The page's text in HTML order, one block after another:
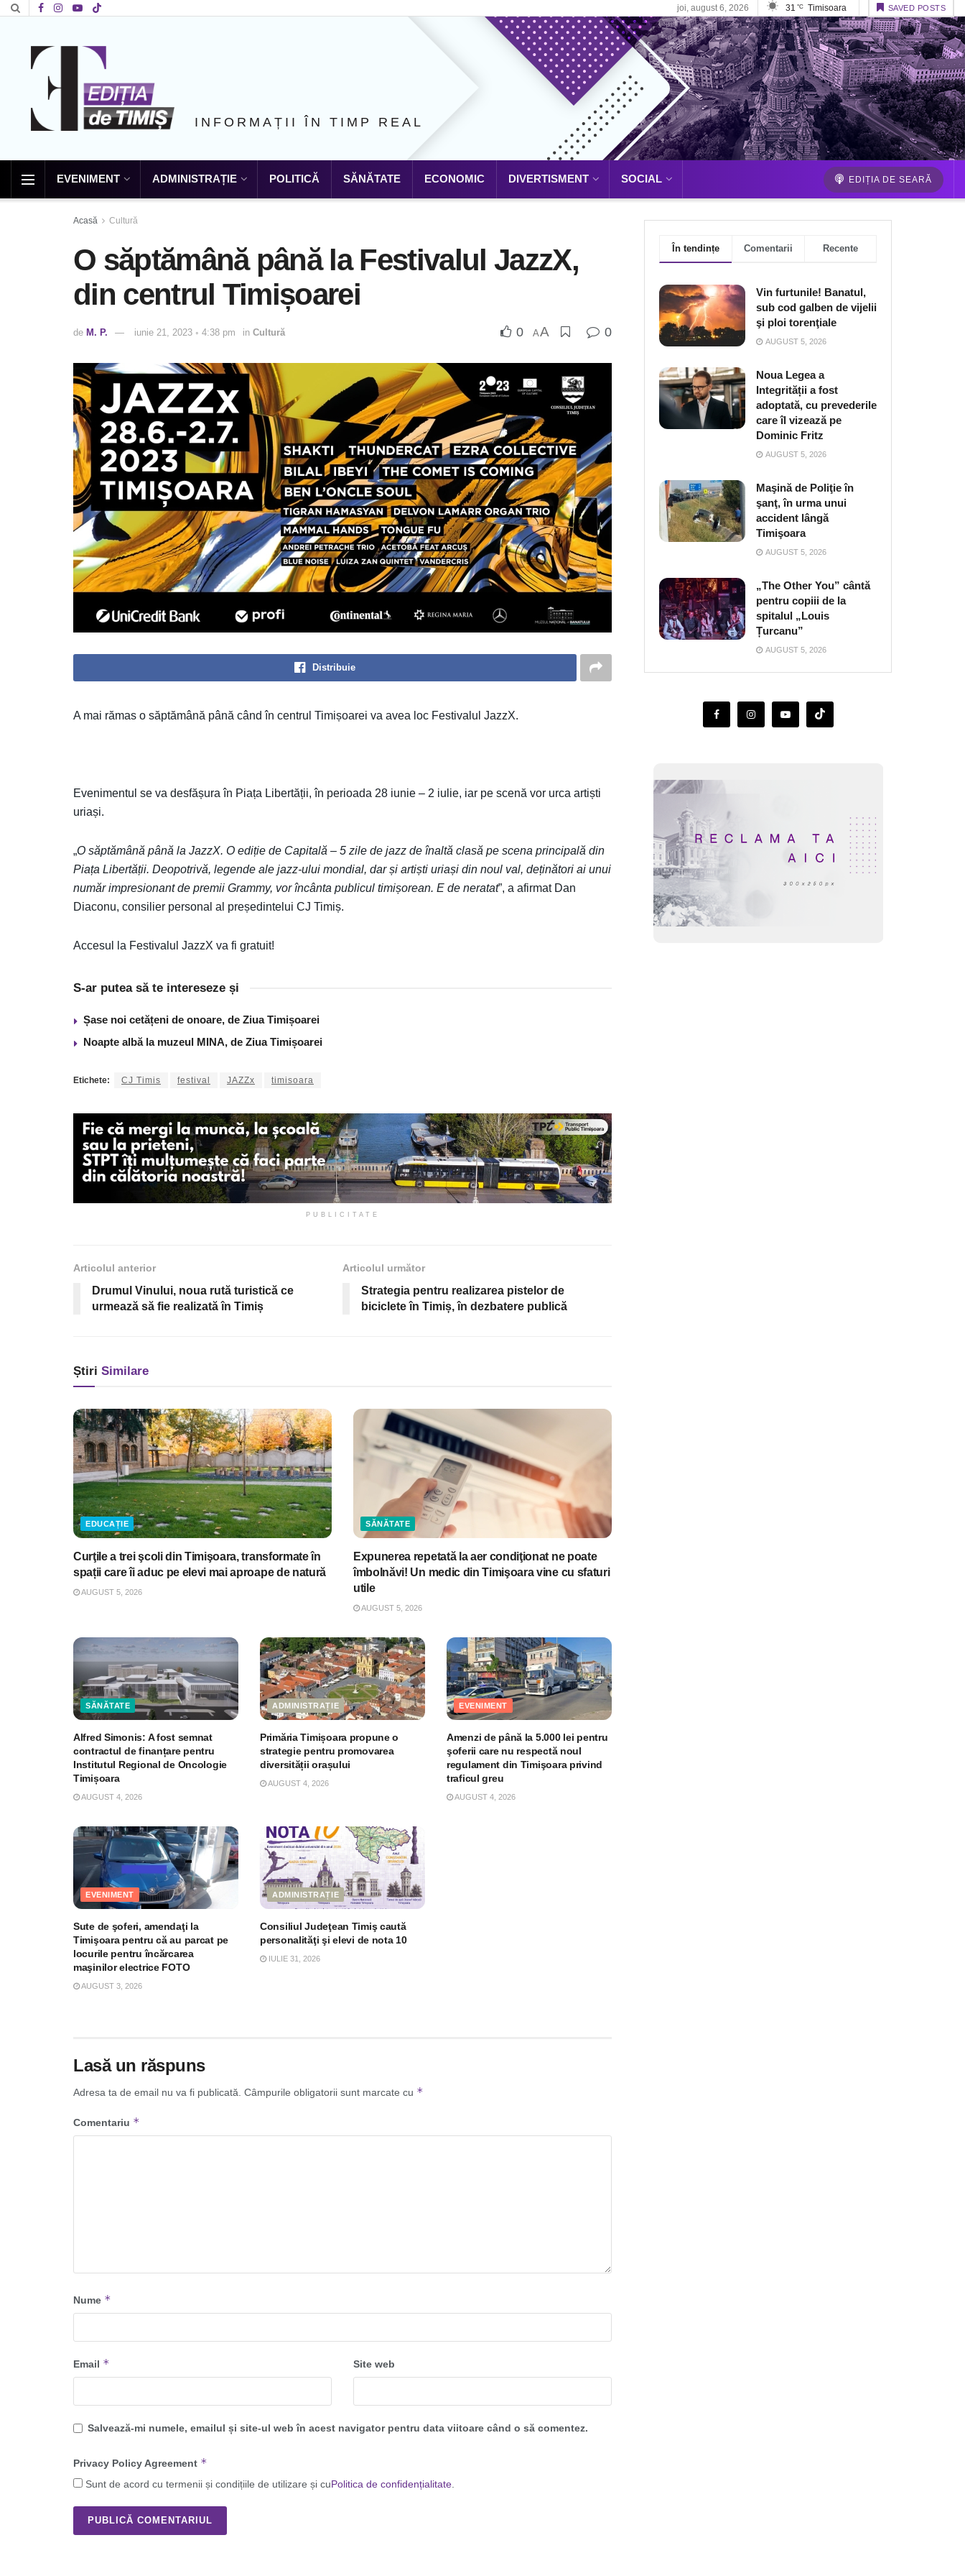
joi, august 6, 2026 31 °C Timisoara SAVED POSTS
INFORMAȚII ÎN TIMP REAL
EVENIMENT ADMINISTRAȚIE POLITICĂ SĂNĂTATE ECONOMIC DIVERTISMENT SOCIAL EDIȚIA DE SEARĂ
Acasă Cultură
O săptămână până la Festivalul JazzX,
din centrul Timișoarei
de M. P. iunie 21, 2023 ◦ 4:38 pm in Cultură 0 AA 0
Distribuie
A mai rămas o săptămână până când în centrul Timișoarei va avea loc Festivalul JazzX.
Evenimentul se va desfășura în Piața Libertății, în perioada 28 iunie – 2 iulie, iar pe scenă vor urca artiști
uriași.
„O săptămână până la JazzX. O ediție de Capitală – 5 zile de jazz de înaltă clasă pe scena principală din
Piața Libertății. Deopotrivă, legende ale jazz-ului mondial, dar și artiști uriași din noul val, deținători ai unui
număr impresionant de premii Grammy, vor încânta publicul timișorean. E de neratat”, a afirmat Dan
Diaconu, consilier personal al președintelui CJ Timiș.
Accesul la Festivalul JazzX va fi gratuit!
S-ar putea să te intereseze și
Șase noi cetățeni de onoare, de Ziua Timișoarei
Noapte albă la muzeul MINA, de Ziua Timișoarei
Etichete: CJ Timis festival JAZZx timisoara
PUBLICITATE
Articolul anterior
Drumul Vinului, noua rută turistică ce
urmează să fie realizată în Timiș
Articolul următor
Strategia pentru realizarea pistelor de
biciclete în Timiș, în dezbatere publică
Știri Similare
EDUCAȚIE
Curţile a trei şcoli din Timişoara, transformate în
spații care îi aduc pe elevi mai aproape de natură
AUGUST 5, 2026
SĂNĂTATE
Expunerea repetată la aer condiţionat ne poate
îmbolnăvi! Un medic din Timişoara vine cu sfaturi
utile
AUGUST 5, 2026
SĂNĂTATE
Alfred Simonis: A fost semnat
contractul de finanțare pentru
Institutul Regional de Oncologie
Timișoara
AUGUST 4, 2026
ADMINISTRAȚIE
Primăria Timișoara propune o
strategie pentru promovarea
diversității orașului
AUGUST 4, 2026
EVENIMENT
Amenzi de până la 5.000 lei pentru
şoferii care nu respectă noul
regulament din Timişoara privind
traficul greu
AUGUST 4, 2026
EVENIMENT
Sute de şoferi, amendaţi la
Timişoara pentru că au parcat pe
locurile pentru încărcarea
maşinilor electrice FOTO
AUGUST 3, 2026
ADMINISTRAȚIE
Consiliul Judeţean Timiş caută
personalităţi şi elevi de nota 10
IULIE 31, 2026
Lasă un răspuns
Adresa ta de email nu va fi publicată. Câmpurile obligatorii sunt marcate cu *
Comentariu *
Nume *
Email * Site web
Salvează-mi numele, emailul și site-ul web în acest navigator pentru data viitoare când o să comentez.
Privacy Policy Agreement *
Sunt de acord cu termenii și condițiile de utilizare și cuPolitica de confidențialitate
În tendințe Comentarii Recente
Vin furtunile! Banatul,
sub cod galben de vijelii
şi ploi torenţiale
AUGUST 5, 2026
Noua Legea a
Integrității a fost
adoptată, cu prevederile
care îl vizează pe
Dominic Fritz
AUGUST 5, 2026
Maşină de Poliţie în
şanţ, în urma unui
accident lângă
Timişoara
AUGUST 5, 2026
„The Other You” cântă
pentru copiii de la
spitalul „Louis
Țurcanu”
AUGUST 5, 2026